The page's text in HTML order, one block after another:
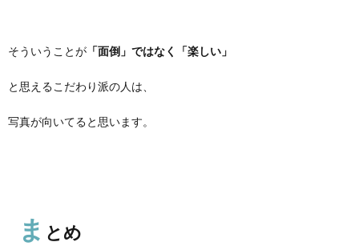
そういうことが 「面倒」ではなく「楽しい」
と思えるこだわり派の人は、
写真が向いてると思います。
ま とめ